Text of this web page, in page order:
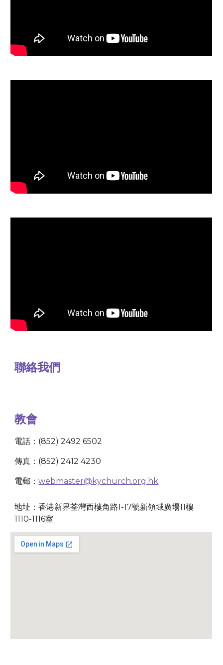
聯絡我們
教會
電話：(852) 2492 6502
傳真：(852) 2412 4230
電郵：webmaster@kychurch.org.hk
地址：香港新界荃灣西樓角路1-17號新領域廣場11樓
1110-1116室